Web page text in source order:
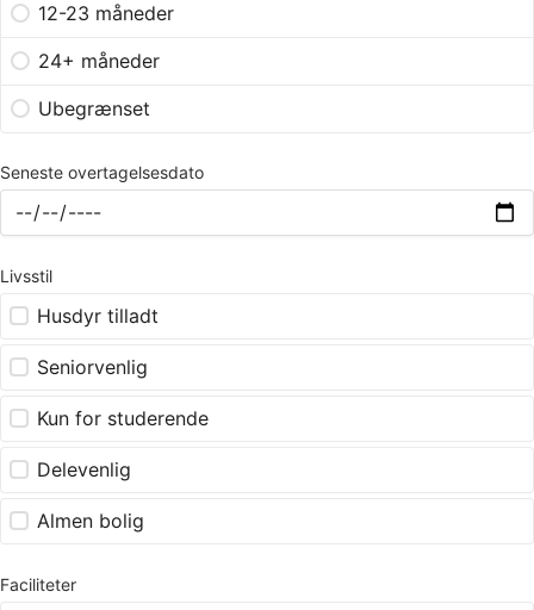
12-23 måneder
24+ måneder
Ubegrænset
Seneste overtagelsesdato
Livsstil
Husdyr tilladt
Seniorvenlig
Kun for studerende
Delevenlig
Almen bolig
Faciliteter